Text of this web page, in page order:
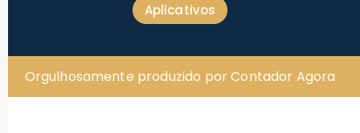
Aplicativos
Orgulhosamente produzido por Contador Agora